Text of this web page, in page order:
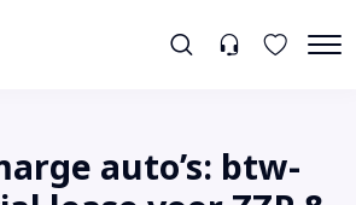
auto’s: btw-